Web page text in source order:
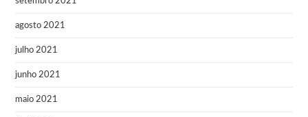
agosto 2021
julho 2021
junho 2021
maio 2021